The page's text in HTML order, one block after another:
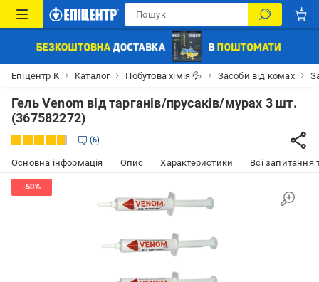
Епіцентр К Каталог Побутова хімія 💦 Засоби від комах
Гель Venom від тарганів/прусаків/мурах 3 шт.
(367582272)
6
Основна інформація Опис Характеристики Всі запитання